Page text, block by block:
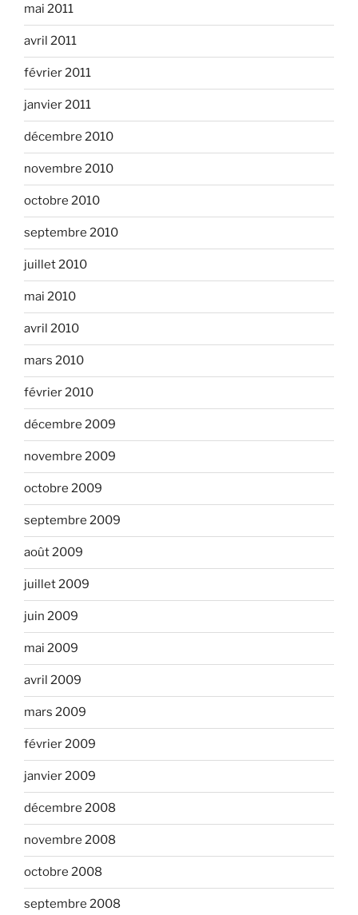
mai 2011
avril 2011
février 2011
janvier 2011
décembre 2010
novembre 2010
octobre 2010
septembre 2010
juillet 2010
mai 2010
avril 2010
mars 2010
février 2010
décembre 2009
novembre 2009
octobre 2009
septembre 2009
août 2009
juillet 2009
juin 2009
mai 2009
avril 2009
mars 2009
février 2009
janvier 2009
décembre 2008
novembre 2008
octobre 2008
septembre 2008